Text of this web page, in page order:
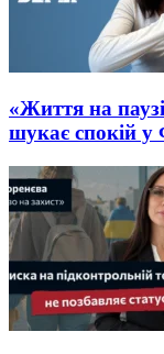
«Життя на
шукає спокій у